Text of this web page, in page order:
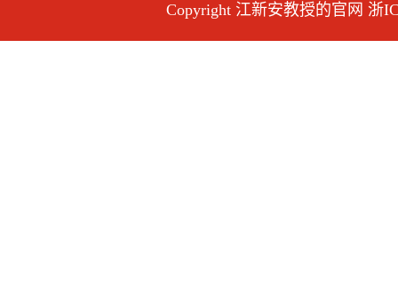
Copyright 江新安教授的官网 浙